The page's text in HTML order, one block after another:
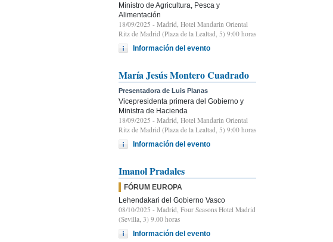
Ministro de Agricultura, Pesca y
Alimentación
18/09/2025 - Madrid, Hotel Mandarin Oriental
Ritz de Madrid (Plaza de la Lealtad, 5) 9:00 horas
Información del evento
María Jesús Montero Cuadrado
Presentadora de Luis Planas
Vicepresidenta primera del Gobierno y
Ministra de Hacienda
18/09/2025 - Madrid, Hotel Mandarin Oriental
Ritz de Madrid (Plaza de la Lealtad, 5) 9:00 horas
Información del evento
Imanol Pradales
FÓRUM EUROPA
Lehendakari del Gobierno Vasco
08/10/2025 - Madrid, Four Seasons Hotel Madrid
(Sevilla, 3) 9.00 horas
Información del evento